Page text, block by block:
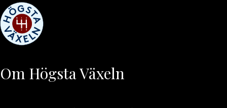
Om Högsta Växeln